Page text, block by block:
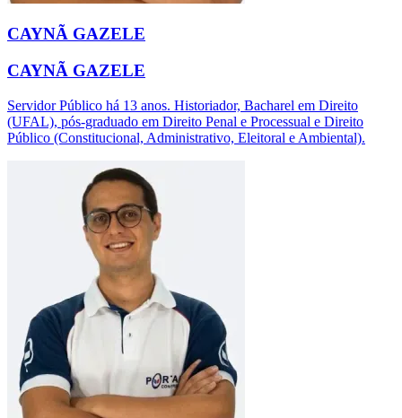
CAYNÃ GAZELE
CAYNÃ GAZELE
Servidor Público há 13 anos. Historiador, Bacharel em Direito
(UFAL), pós-graduado em Direito Penal e Processual e Direito
Público (Constitucional, Administrativo, Eleitoral e Ambiental).